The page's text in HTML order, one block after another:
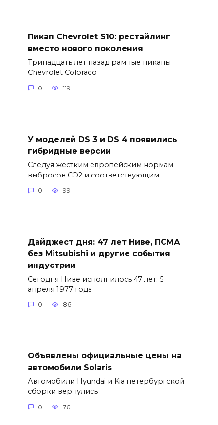
Пикап Chevrolet S10: рестайлинг
вместо нового поколения
Тринадцать лет назад рамные пикапы
Chevrolet Colorado
0 119
У моделей DS 3 и DS 4 появились
гибридные версии
Следуя жестким европейским нормам
выбросов CO2 и соответствующим
0 99
Дайджест дня: 47 лет Ниве, ПСМА
без Mitsubishi и другие события
индустрии
Сегодня Ниве исполнилось 47 лет: 5
апреля 1977 года
0 86
Объявлены официальные цены на
автомобили Solaris
Автомобили Hyundai и Kia петербургской
сборки вернулись
0 76